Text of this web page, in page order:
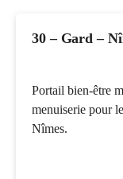
30 – Gard –
Portail bien-être
menuiserie pour
Nîmes.